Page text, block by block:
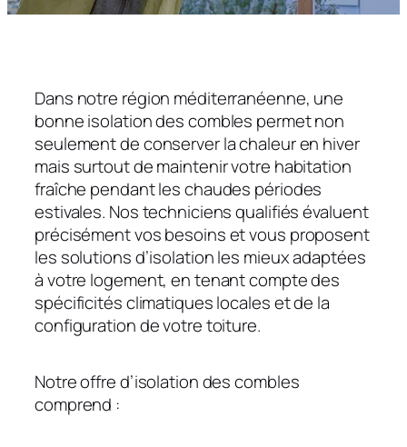
Dans notre région méditerranéenne, une
bonne isolation des combles permet non
seulement de conserver la chaleur en hiver
mais surtout de maintenir votre habitation
fraîche pendant les chaudes périodes
estivales. Nos techniciens qualifiés évaluent
précisément vos besoins et vous proposent
les solutions d’isolation les mieux adaptées
à votre logement, en tenant compte des
spécificités climatiques locales et de la
configuration de votre toiture.
Notre offre d’isolation des combles
comprend :